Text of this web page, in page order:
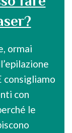
ormai
consigliamo
con
le